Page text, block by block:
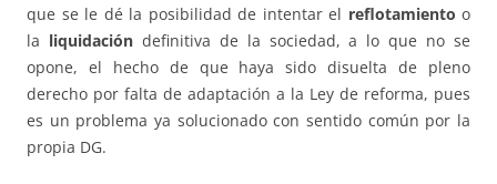
que se le dé la posibilidad de intentar el reflotamiento o
la liquidacióndefinitiva de la sociedad, a lo que no se
opone, el hecho de que haya sido disuelta de pleno
derecho por falta de adaptación a la Ley de reforma, pues
es un problema ya solucionado con sentido común por la
propia DG.